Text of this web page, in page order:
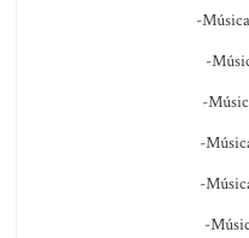
-
-
-
-
-
-